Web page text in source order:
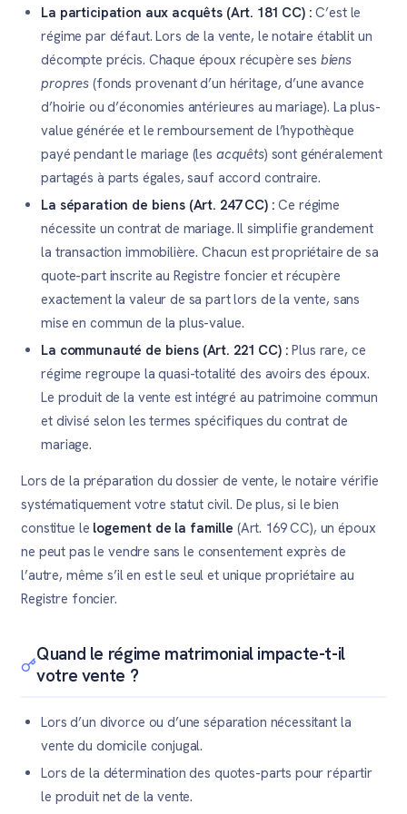
La participation aux acquêts (Art. 181 CC) : C’est le
régime par défaut. Lors de la vente, le notaire établit un
décompte précis. Chaque époux récupère ses biens
propres (fonds provenant d’un héritage, d’une avance
d’hoirie ou d’économies antérieures au mariage). La plus-
value générée et le remboursement de l’hypothèque
payé pendant le mariage (les acquêts) sont généralement
partagés à parts égales, sauf accord contraire.
La séparation de biens (Art. 247 CC) : Ce régime
nécessite un contrat de mariage. Il simplifie grandement
la transaction immobilière. Chacun est propriétaire de sa
quote-part inscrite au Registre foncier et récupère
exactement la valeur de sa part lors de la vente, sans
mise en commun de la plus-value.
La communauté de biens (Art. 221 CC) : Plus rare, ce
régime regroupe la quasi-totalité des avoirs des époux.
Le produit de la vente est intégré au patrimoine commun
et divisé selon les termes spécifiques du contrat de
mariage.
Lors de la préparation du dossier de vente, le notaire vérifie
systématiquement votre statut civil. De plus, si le bien
constitue le logement de la famille (Art. 169 CC), un époux
ne peut pas le vendre sans le consentement exprès de
l’autre, même s’il en est le seul et unique propriétaire au
Registre foncier.
Quand le régime matrimonial impacte-t-il
votre vente ?
Lors d’un divorce ou d’une séparation nécessitant la
vente du domicile conjugal.
Lors de la détermination des quotes-parts pour répartir
le produit net de la vente.